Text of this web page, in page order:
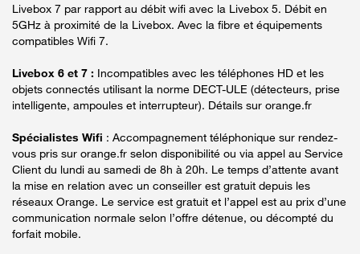
Livebox 7 par rapport au débit wifi avec la Livebox 5. Débit en
5GHz à proximité de la Livebox. Avec la fibre et équipements
compatibles Wifi 7.
Livebox 6 et 7 : Incompatibles avec les téléphones HD et les
objets connectés utilisant la norme DECT-ULE (détecteurs, prise
intelligente, ampoules et interrupteur). Détails sur orange.fr
Spécialistes Wifi : Accompagnement téléphonique sur rendez-
vous pris sur orange.fr selon disponibilité ou via appel au Service
Client du lundi au samedi de 8h à 20h. Le temps d’attente avant
la mise en relation avec un conseiller est gratuit depuis les
réseaux Orange. Le service est gratuit et l’appel est au prix d’une
communication normale selon l’offre détenue, ou décompté du
forfait mobile.